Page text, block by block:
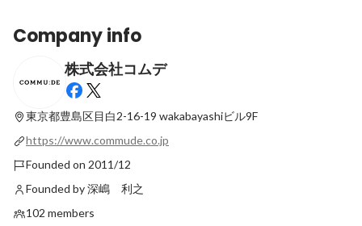
「オフショア開発はコミュニケーションが
不安」その常識を変える、コムデのラボ開
発とは。
Latest
Company info
株式会社コムデ
東京都豊島区目白2-16-19 wakabayashiビル9F
https://www.commude.co.jp
Founded on 2011/12
Founded by 深嶋 利之
102 members